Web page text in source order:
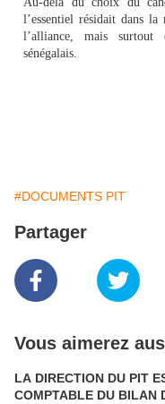
l’essentiel résidait dans
l’alliance, mais surtout
sénégalais.
#DOCUMENTS PIT
Partager
Vous aimerez
LA DIRECTION DU PIT
COMPTABLE DU BILAN DE MACKY